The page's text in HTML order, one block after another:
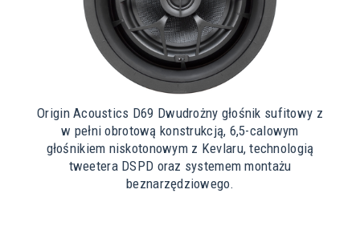
Origin Acoustics D69 Dwudrożny głośnik sufitowy z
w pełni obrotową konstrukcją, 6,5-calowym
głośnikiem niskotonowym z Kevlaru, technologią
tweetera DSPD oraz systemem montażu
beznarzędziowego.